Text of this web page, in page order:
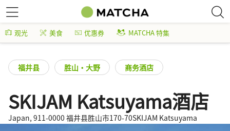
观光 美食 优惠券 MATCHA 特集
福井县 胜山・大野 商务酒店
SKIJAM Katsuyama酒店
Japan, 911-0000 福井县胜山市170-70SKIJAM Katsuyama